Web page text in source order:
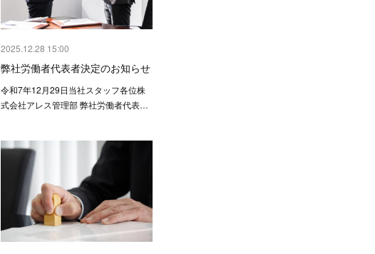
2025.12.28 15:00
弊社労働者代表者決定のお知らせ
令和7年12月29日当社スタッフ各位株
式会社アレス管理部 弊社労働者代表…